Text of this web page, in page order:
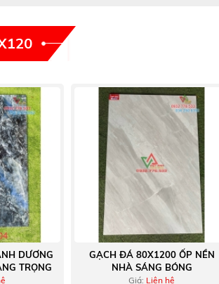
DƯƠNG
TRỌNG
GẠCH ĐÁ 80X1200 ỐP NỀN
NHÀ SÁNG BÓNG
Giá: Liện hệ